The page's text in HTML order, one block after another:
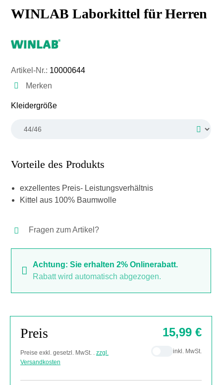
WINLAB Laborkittel für Herren
Artikel-Nr.: 10000644
Merken
Kleidergrößeauswählen
Vorteile des Produkts
exzellentes Preis- Leistungsverhältnis
Kittel aus 100% Baumwolle
Fragen zum Artikel?
Achtung: Sie erhalten 2% Onlinerabatt.
Rabatt wird automatisch abgezogen.
Preis
Preise exkl. gesetzl. MwSt. . zzgl.
Versandkosten
15,99 €
inkl. MwSt.